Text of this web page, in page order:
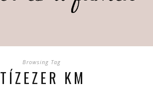
Browsing Tag
TÍZEZER KM